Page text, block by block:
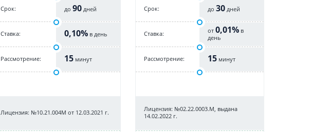
Срок: до90 дней
Cтавка: 0,10% в день
Рассмотрение: 15 минут
Лицензия: №10.21.004М от 12.03.2021 г.
Срок: до30 дней
Cтавка: от0,01% в
день
Рассмотрение: 15 минут
Лицензия: №02.22.0003.М, выдана
14.02.2022 г.